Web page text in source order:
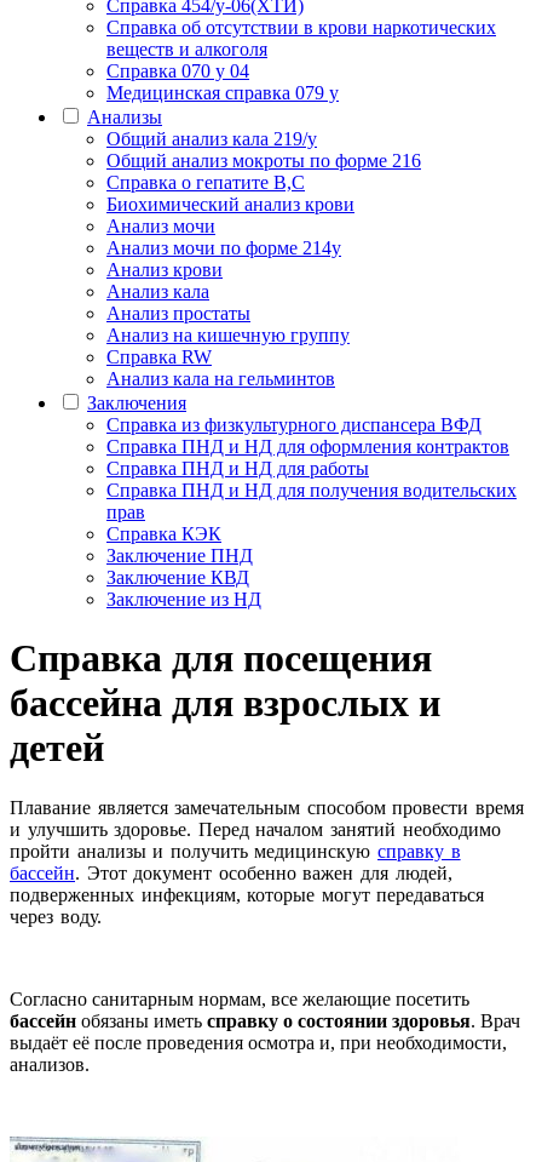
Справка 454/у-06(ХТИ)
Справка об отсутствии в крови наркотических
веществ и алкоголя
Справка 070 у 04
Медицинская справка 079 у
Анализы
Общий анализ кала 219/у
Общий анализ мокроты по форме 216
Справка о гепатите B,C
Биохимический анализ крови
Анализ мочи
Анализ мочи по форме 214у
Анализ крови
Анализ кала
Анализ простаты
Анализ на кишечную группу
Справка RW
Анализ кала на гельминтов
Заключения
Cправка из физкультурного диспансера ВФД
Справка ПНД и НД для оформления контрактов
Справка ПНД и НД для работы
Справка ПНД и НД для получения водительских
прав
Справка КЭК
Заключение ПНД
Заключение КВД
Заключение из НД
Справка для посещения
бассейна для взрослых и
детей
Плавание является замечательным способом провести время
и улучшить здоровье. Перед началом занятий необходимо
пройти анализы и получить медицинскуюсправку в
бассейн. Этот документ особенно важен для людей,
подверженных инфекциям, которые могут передаваться
через воду.
Согласно санитарным нормам, все желающие посетить
бассейн обязаны иметь справку о состоянии здоровья. Врач
выдаёт её после проведения осмотра и, при необходимости,
анализов.